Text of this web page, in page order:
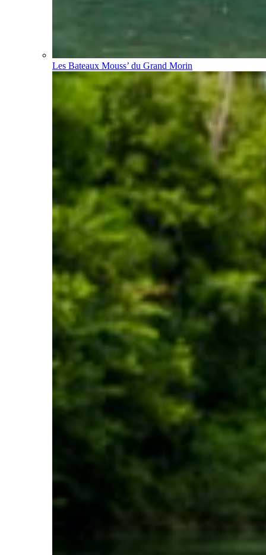
Les Bateaux Mouss’ du Grand Morin